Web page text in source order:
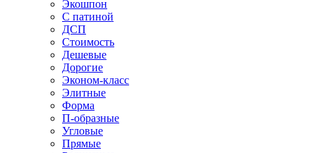
Экошпон
С патиной
ДСП
Стоимость
Дешевые
Дорогие
Эконом-класс
Элитные
Форма
П-образные
Угловые
Прямые